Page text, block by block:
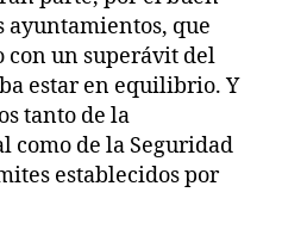
ayuntamientos, que
con un superávit del
estar en equilibrio. Y
tanto de la
como de la Seguridad
establecidos por